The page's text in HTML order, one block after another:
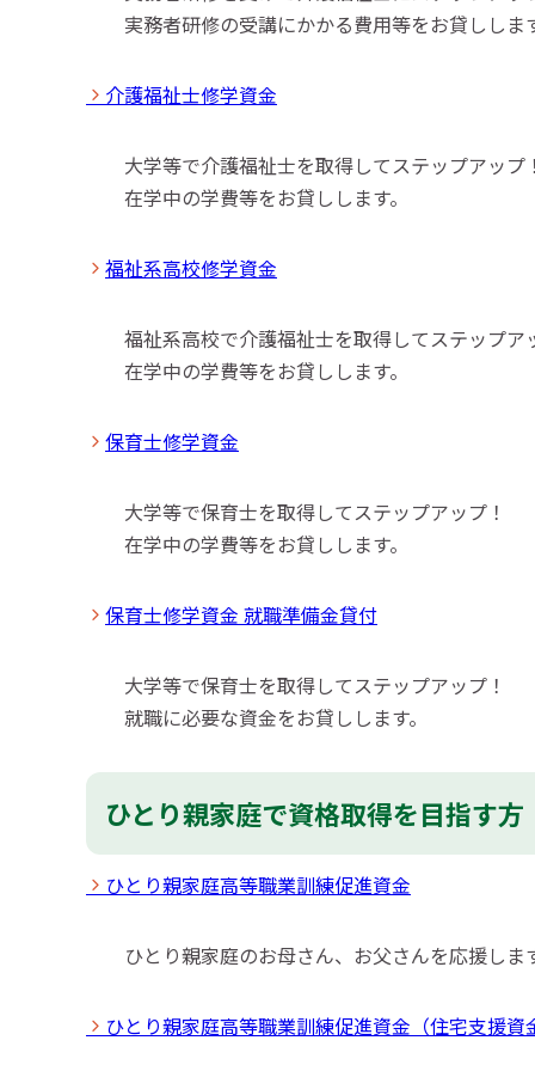
実務者研修の受講にかかる費用等をお貸ししま
介護福祉士修学資金
大学等で介護福祉士を取得してステップアップ！
在学中の学費等をお貸しします。
福祉系高校修学資金
福祉系高校で介護福祉士を取得してステップア
在学中の学費等をお貸しします。
保育士修学資金
大学等で保育士を取得してステップアップ！
在学中の学費等をお貸しします。
保育士修学資金 就職準備金貸付
大学等で保育士を取得してステップアップ！
就職に必要な資金をお貸しします。
ひとり親家庭で資格取得を目指す方
ひとり親家庭高等職業訓練促進資金
ひとり親家庭のお母さん、お父さんを応援しま
ひとり親家庭高等職業訓練促進資金（住宅支援資